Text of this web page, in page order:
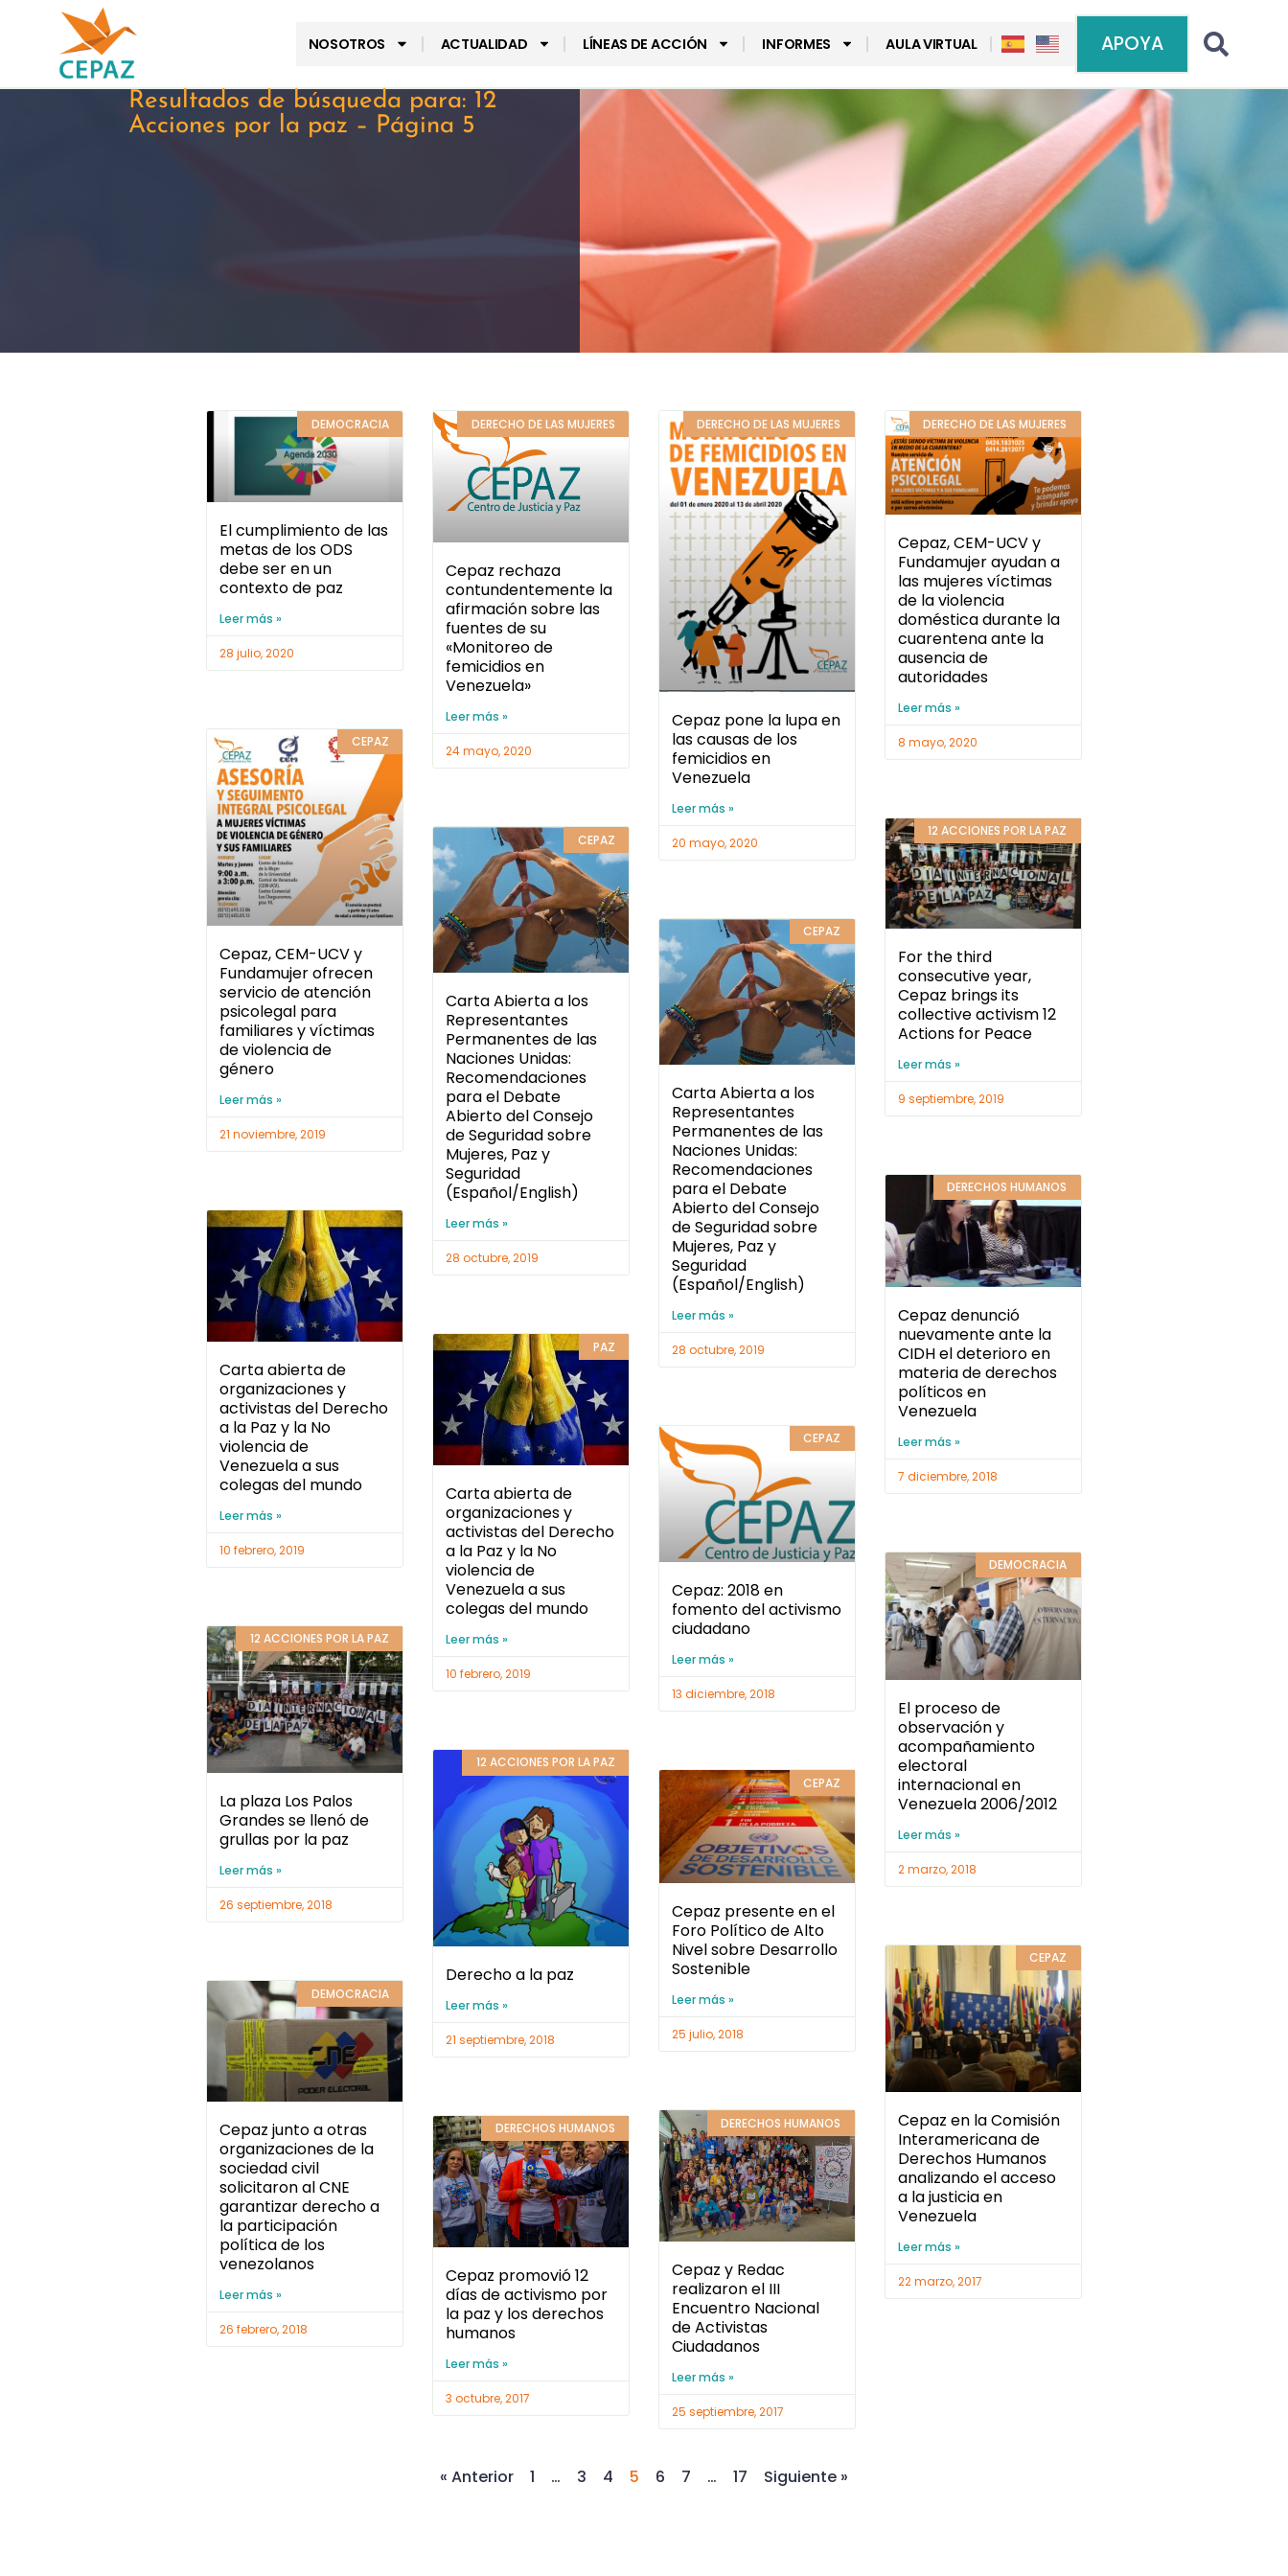
NOSOTROS ACTUALIDAD LÍNEAS DE ACCIÓN INFORMES AULA VIRTUAL APOYA
Resultados de búsqueda para: 12
Acciones por la paz – Página 5
DEMOCRACIA
El cumplimiento de las
metas de los ODS
debe ser en un
contexto de paz
Leer más »
28 julio, 2020
DERECHO DE LAS MUJERES
Cepaz rechaza
contundentemente la
afirmación sobre las
fuentes de su
«Monitoreo de
femicidios en
Venezuela»
Leer más »
24 mayo, 2020
DERECHO DE LAS MUJERES
Cepaz pone la lupa en
las causas de los
femicidios en
Venezuela
Leer más »
20 mayo, 2020
DERECHO DE LAS MUJERES
Cepaz, CEM-UCV y
Fundamujer ayudan a
las mujeres víctimas
de la violencia
doméstica durante la
cuarentena ante la
ausencia de
autoridades
Leer más »
8 mayo, 2020
CEPAZ
Cepaz, CEM-UCV y
Fundamujer ofrecen
servicio de atención
psicolegal para
familiares y víctimas
de violencia de
género
Leer más »
21 noviembre, 2019
CEPAZ
Carta Abierta a los
Representantes
Permanentes de las
Naciones Unidas:
Recomendaciones
para el Debate
Abierto del Consejo
de Seguridad sobre
Mujeres, Paz y
Seguridad
(Español/English)
Leer más »
28 octubre, 2019
CEPAZ
Carta Abierta a los
Representantes
Permanentes de las
Naciones Unidas:
Recomendaciones
para el Debate
Abierto del Consejo
de Seguridad sobre
Mujeres, Paz y
Seguridad
(Español/English)
Leer más »
28 octubre, 2019
12 ACCIONES POR LA PAZ
For the third
consecutive year,
Cepaz brings its
collective activism 12
Actions for Peace
Leer más »
9 septiembre, 2019
Carta abierta de
organizaciones y
activistas del Derecho
a la Paz y la No
violencia de
Venezuela a sus
colegas del mundo
Leer más »
10 febrero, 2019
PAZ
Carta abierta de
organizaciones y
activistas del Derecho
a la Paz y la No
violencia de
Venezuela a sus
colegas del mundo
Leer más »
10 febrero, 2019
CEPAZ
Cepaz: 2018 en
fomento del activismo
ciudadano
Leer más »
13 diciembre, 2018
DERECHOS HUMANOS
Cepaz denunció
nuevamente ante la
CIDH el deterioro en
materia de derechos
políticos en
Venezuela
Leer más »
7 diciembre, 2018
12 ACCIONES POR LA PAZ
La plaza Los Palos
Grandes se llenó de
grullas por la paz
Leer más »
26 septiembre, 2018
12 ACCIONES POR LA PAZ
Derecho a la paz
Leer más »
21 septiembre, 2018
CEPAZ
Cepaz presente en el
Foro Político de Alto
Nivel sobre Desarrollo
Sostenible
Leer más »
25 julio, 2018
DEMOCRACIA
El proceso de
observación y
acompañamiento
electoral
internacional en
Venezuela 2006/2012
Leer más »
2 marzo, 2018
DEMOCRACIA
Cepaz junto a otras
organizaciones de la
sociedad civil
solicitaron al CNE
garantizar derecho a
la participación
política de los
venezolanos
Leer más »
26 febrero, 2018
DERECHOS HUMANOS
Cepaz promovió 12
días de activismo por
la paz y los derechos
humanos
Leer más »
3 octubre, 2017
DERECHOS HUMANOS
Cepaz y Redac
realizaron el III
Encuentro Nacional
de Activistas
Ciudadanos
Leer más »
25 septiembre, 2017
CEPAZ
Cepaz en la Comisión
Interamericana de
Derechos Humanos
analizando el acceso
a la justicia en
Venezuela
Leer más »
22 marzo, 2017
« Anterior 1 … 3 4 5 6 7 … 17 Siguiente »